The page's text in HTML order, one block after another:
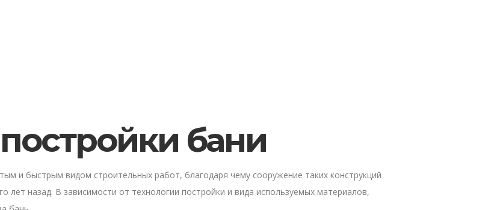
бани
и быстрым видом строительных работ, благодаря чему сооружение таких конструкций
назад. В зависимости от технологии постройки и вида используемых материалов,